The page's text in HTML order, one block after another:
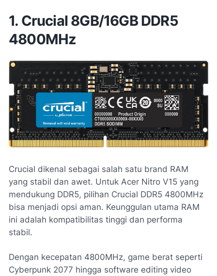
1. Crucial 8GB/16GB DDR5
4800MHz
Crucial dikenal sebagai salah satu brand RAM
yang stabil dan awet. Untuk Acer Nitro V15 yang
mendukung DDR5, pilihan Crucial DDR5 4800MHz
bisa menjadi opsi aman. Keunggulan utama RAM
ini adalah kompatibilitas tinggi dan performa
stabil.
Dengan kecepatan 4800MHz, game berat seperti
Cyberpunk 2077 hingga software editing video